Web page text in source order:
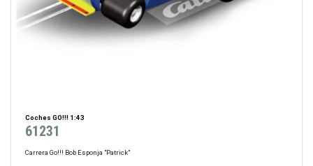
Coches GO!!! 1:43
61231
Carrera Go!!! Bob Esponja "Patrick"